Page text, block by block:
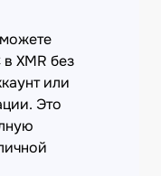
XMR без
или
Это